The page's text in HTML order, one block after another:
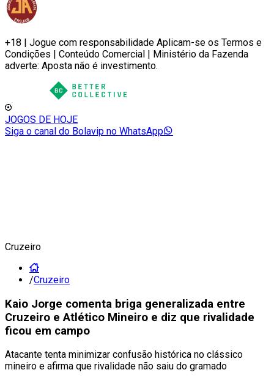
+18 | Jogue com responsabilidade Aplicam-se os Termos e
Condições | Conteúdo Comercial | Ministério da Fazenda
adverte: Aposta não é investimento.
JOGOS DE HOJE
Siga o canal do Bolavip no WhatsApp
Cruzeiro
/Cruzeiro
Kaio Jorge comenta briga generalizada entre
Cruzeiro e Atlético Mineiro e diz que rivalidade
ficou em campo
Atacante tenta minimizar confusão histórica no clássico
mineiro e afirma que rivalidade não saiu do gramado